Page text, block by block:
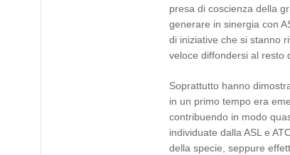
presa di coscienza della
generare in sinergia con
di iniziative che si stanno
veloce diffondersi al resto
Soprattutto hanno
in un primo tempo era
contribuendo in modo
individuate dalla ASL e
della specie, seppure